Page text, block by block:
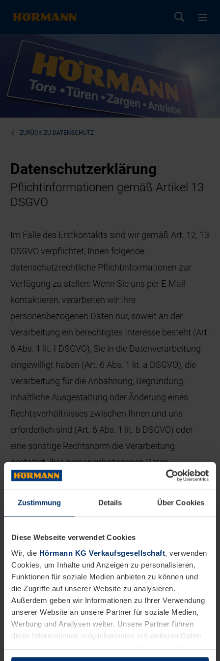
Zustimmung Details Über Cookies
Diese Webseite verwendet Cookies
Wir, die Hörmann KG Verkaufsgesellschaft, verwenden
Cookies, um Inhalte und Anzeigen zu personalisieren,
Funktionen für soziale Medien anbieten zu können und
die Zugriffe auf unserer Website zu analysieren.
Außerdem geben wir Informationen zu Ihrer Verwendung
unserer Website an unsere Partner für soziale Medien,
Werbung und Analysen weiter. Unsere Partner führen
diese Informationen möglicherweise mit weiteren Daten
zusammen, die Sie ihnen bereitgestellt haben oder die
sie im Rahmen Ihrer Nutzung der Dienste gesammelt
ZURÜCK ZU DATENSCHUTZ
Datenschutzerklärung
Pflichtinformationen gemäß Artikel 13
DSGVO
Im Falle des Erstkontakts sind wir gemäß Art. 12, 13
DSGVO verpflichtet, Ihnen folgende
datenschutzrechtliche Pflichtinformationen zur
Verfügung zu stellen: Wenn Sie uns per E-Mail
kontaktieren, verarbeiten wir Ihre
personenbezogenen Daten nur, soweit an der
Verarbeitung ein berechtigtes Interesse besteht (Art.
6 Abs. 1 lit. f DSGVO), Sie in die Datenverarbeitung
eingewilligt haben (Art. 6 Abs. 1 lit. a DSGVO), die
Verarbeitung für die Anbahnung, Begründung,
inhaltliche Ausgestaltung oder Änderung eines
Rechtsverhältnisses zwischen Ihnen und uns
erforderlich sind (Art. 6 Abs. 1 lit. b DSGVO) oder
eine sonstige Rechtsnorm die Verarbeitung
gestattet. Ihre personenbezogenen Daten
verbleiben bei uns, bis Sie uns zur Löschung
abgeschlossener Bearbeitung Ihres Anliegens).
Zwingende gesetzliche Bestimmungen –
insbesondere steuer- und handelsrechtliche
Aufbewahrungsfristen – bleiben unberührt. Sie
haben jederzeit das Recht, unentgeltlich Auskunft
über Herkunft, Empfänger und Zweck Ihrer
gespeicherten personenbezogenen Daten zu
erhalten. Ihnen steht außerdem ein Recht auf